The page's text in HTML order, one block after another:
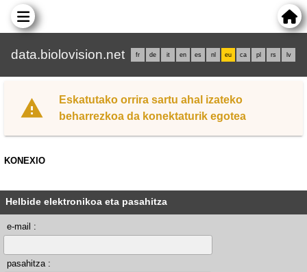
data.biolovision.net fr de it en es nl eu ca pl rs lv
Eskatutako orrira sartu ahal izateko
beharrezkoa da konektaturik egotea
KONEXIO
Helbide elektronikoa eta pasahitza
e-mail :
pasahitza :